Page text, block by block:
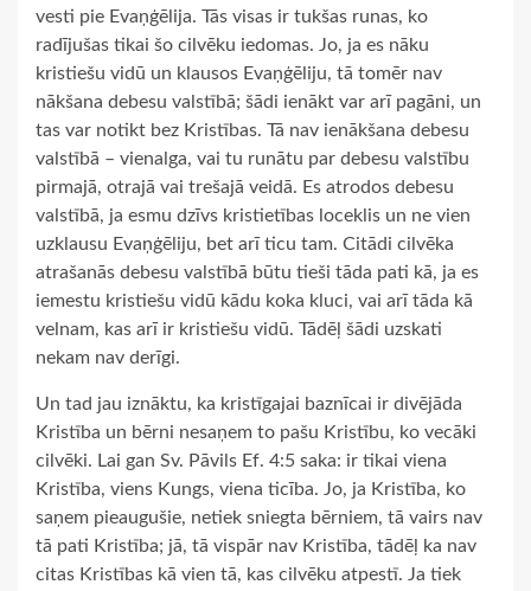
vesti pie Evaņģēlija. Tās visas ir tukšas runas, ko
radījušas tikai šo cilvēku iedomas. Jo, ja es nāku
kristiešu vidū un klausos Evaņģēliju, tā tomēr nav
nākšana debesu valstībā; šādi ienākt var arī pagāni, un
tas var notikt bez Kristības. Tā nav ienākšana debesu
valstībā – vienalga, vai tu runātu par debesu valstību
pirmajā, otrajā vai trešajā veidā. Es atrodos debesu
valstībā, ja esmu dzīvs kristietības loceklis un ne vien
uzklausu Evaņģēliju, bet arī ticu tam. Citādi cilvēka
atrašanās debesu valstībā būtu tieši tāda pati kā, ja es
iemestu kristiešu vidū kādu koka kluci, vai arī tāda kā
velnam, kas arī ir kristiešu vidū. Tādēļ šādi uzskati
nekam nav derīgi.
Un tad jau iznāktu, ka kristīgajai baznīcai ir divējāda
Kristība un bērni nesaņem to pašu Kristību, ko vecāki
cilvēki. Lai gan Sv. Pāvils Ef. 4:5 saka: ir tikai viena
Kristība, viens Kungs, viena ticība. Jo, ja Kristība, ko
saņem pieaugušie, netiek sniegta bērniem, tā vairs nav
tā pati Kristība; jā, tā vispār nav Kristība, tādēļ ka nav
citas Kristības kā vien tā, kas cilvēku atpestī. Ja tiek